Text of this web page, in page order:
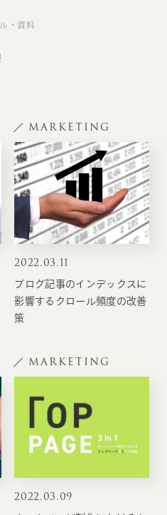
・資料
MARKETING
2022.03.11
ブログ記事のインデックスに
影響するクロール頻度の改善
策
MARKETING
2022.03.09